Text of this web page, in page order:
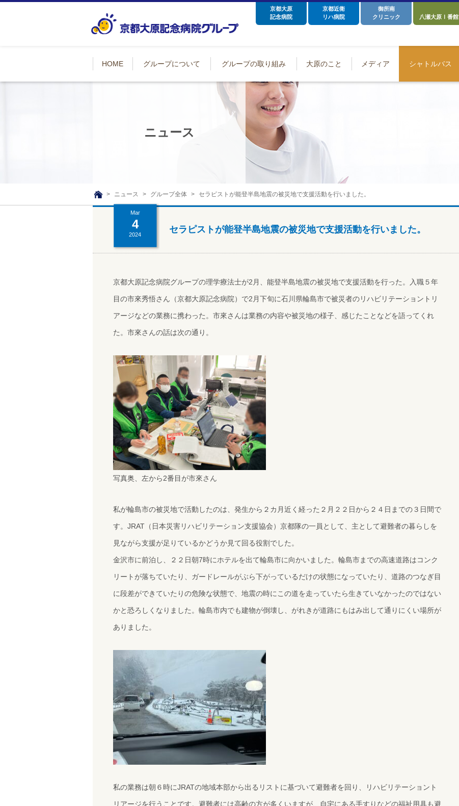
HOME グループについて グループの取り組み 大原のこと メディア シャトルバス
京都大原
記念病院
京都近衛
リハ病院
御所南
クリニック
八瀬大原Ⅰ番館
ニュース
TOP
ニュース グループ全体 セラピストが能登半島地震の被災地で支援活動を行いました。
Mar
4
2024
セラピストが能登半島地震の被災地で支援活動を行いました。
京都大原記念病院グループの理学療法士が2月、能登半島地震の被災地で支援活動を行った。入職５年
目の市來秀悟さん（京都大原記念病院）で2月下旬に石川県輪島市で被災者のリハビリテーショントリ
アージなどの業務に携わった。市來さんは業務の内容や被災地の様子、感じたことなどを語ってくれ
た。市來さんの話は次の通り。
写真奥、左から2番目が市來さん
私が輪島市の被災地で活動したのは、発生から２カ月近く経った２月２２日から２４日までの３日間で
す。JRAT（日本災害リハビリテーション支援協会）京都隊の一員として、主として避難者の暮らしを
見ながら支援が足りているかどうか見て回る役割でした。
金沢市に前泊し、２２日朝7時にホテルを出て輪島市に向かいました。輪島市までの高速道路はコンク
リートが落ちていたり、ガードレールがぶら下がっているだけの状態になっていたり、道路のつなぎ目
に段差ができていたりの危険な状態で、地震の時にこの道を走っていたら生きていなかったのではない
かと恐ろしくなりました。輪島市内でも建物が倒壊し、がれきが道路にもはみ出して通りにくい場所が
ありました。
私の業務は朝６時にJRATの地域本部から出るリストに基づいて避難者を回り、リハビリテーショント
リアージを行うことです。避難者には高齢の方が多くいますが、自宅にある手すりなどの福祉用具も避